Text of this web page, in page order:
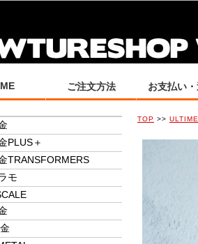
ご注文方法 お支払い
PLUS＋
TRANSFORMERS
モ
TOP >>